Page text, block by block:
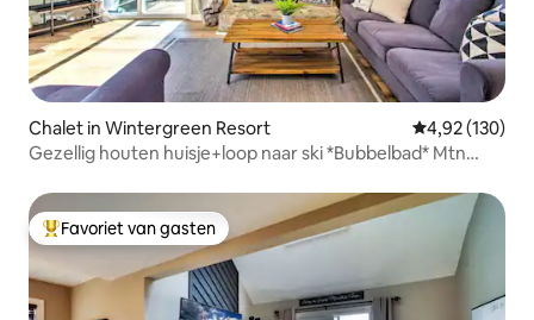
Chalet in Wintergreen Resort Gemiddelde
4,92 (130)
Gezellig houten huisje+loop naar ski *Bubbelbad* Mtn
Topfavoriet van gasten
Favoriet van gasten